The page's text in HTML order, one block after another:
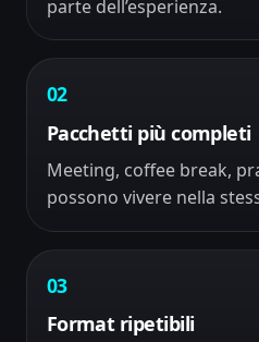
parte dell’esperienza.
02
Pacchetti più completi
Meeting, coffee break,
possono vivere nella
03
Format ripetibili